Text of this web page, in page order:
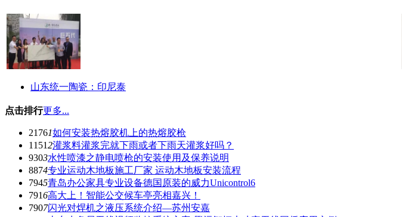
山东统一陶瓷：印尼泰
点击排行更多...
21761如何安装热熔胶机上的热熔胶枪
11512灌浆料灌浆完就下雨或者下雨天灌浆好吗？
9303水性喷漆之静电喷枪的安装使用及保养说明
8874专业运动木地板施工厂家 运动木地板安装流程
7945青岛办公家具专业设备德国原装的威力Unicontrol6
7916高大上！智能公交候车亭亮相嘉兴！
7907闪光对焊机之液压系统介绍—苏州安嘉